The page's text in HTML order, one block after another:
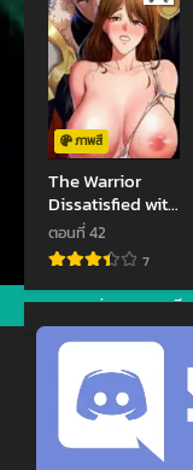
ภาพสี
The Warrior
Dissatisfied with
Everyone
ตอนที่ 42
7
jav xxxจีน